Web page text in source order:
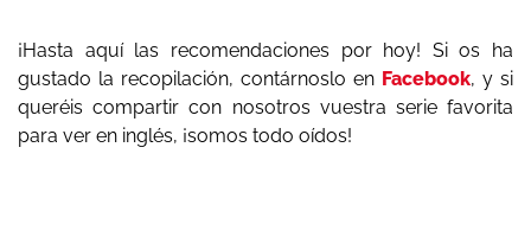
¡Hasta aquí las recomendaciones por hoy! Si os ha
gustado la recopilación, contárnoslo en Facebook, y si
queréis compartir con nosotros vuestra serie favorita
para ver en inglés, ¡somos todo oídos!